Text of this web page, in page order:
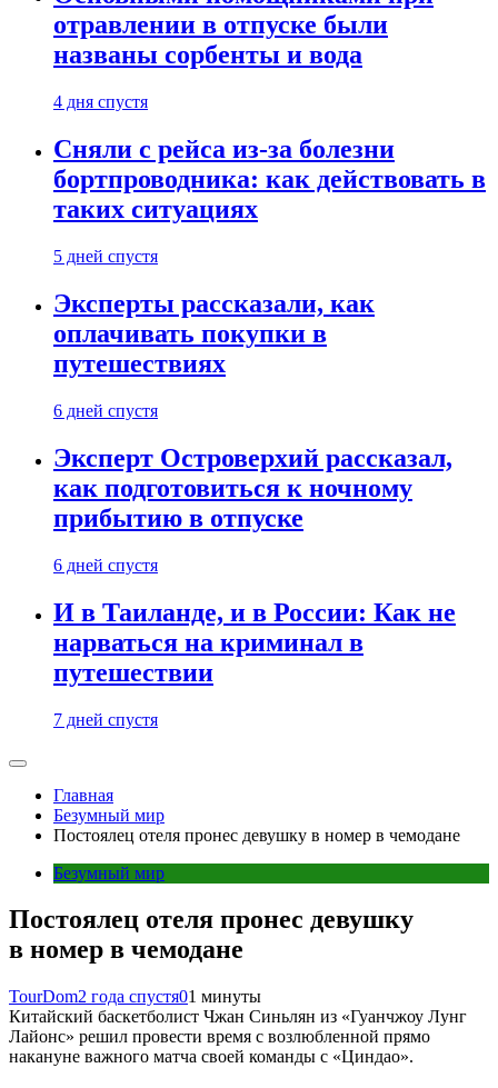
отравлении в отпуске были
названы сорбенты и вода
4 дня спустя
Сняли с рейса из-за болезни
бортпроводника: как действовать в
таких ситуациях
5 дней спустя
Эксперты рассказали, как
оплачивать покупки в
путешествиях
6 дней спустя
Эксперт Островерхий рассказал,
как подготовиться к ночному
прибытию в отпуске
6 дней спустя
И в Таиланде, и в России: Как не
нарваться на криминал в
путешествии
7 дней спустя
Главная
Безумный мир
Постоялец отеля пронес девушку в номер в чемодане
Безумный мир
Постоялец отеля пронес девушку
в номер в чемодане
TourDom2 года спустя01 минуты
Китайский баскетболист Чжан Синьлян из «Гуанчжоу Лунг
Лайонс» решил провести время с возлюбленной прямо
накануне важного матча своей команды с «Циндао».